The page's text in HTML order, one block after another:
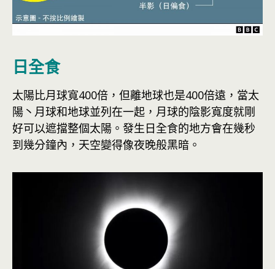
日全食
太陽比月球寬400倍，但離地球也是400倍遠，當太
陽丶月球和地球並列在一起，月球的陰影寬度就剛
好可以遮擋整個太陽。發生日全食的地方會在幾秒
到幾分鐘內，天空變得像夜晚般黑暗。